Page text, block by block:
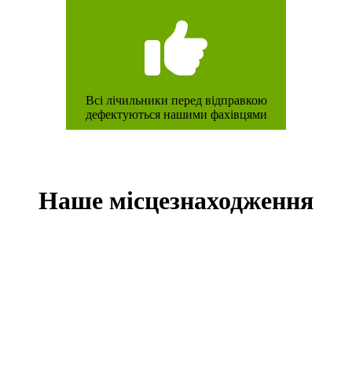
Всі лічильники перед відправкою
дефектуються нашими фахівцями
Наше місцезнаходження